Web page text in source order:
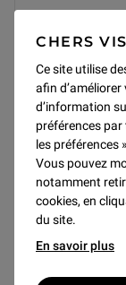
CHERS
Ce site utilise
afin
d’information
préférences par
les préférences
Vous pouvez
notamment
cookies, en
du site.
En savoir plus
01 40 20 55 00
Du lundi au
Les billets
n’est pas
postal ou à
avant le début
Les places
échangées.
En cas de tarif
de la
tarif réduit, le
plein.
Accès Jusqu’à